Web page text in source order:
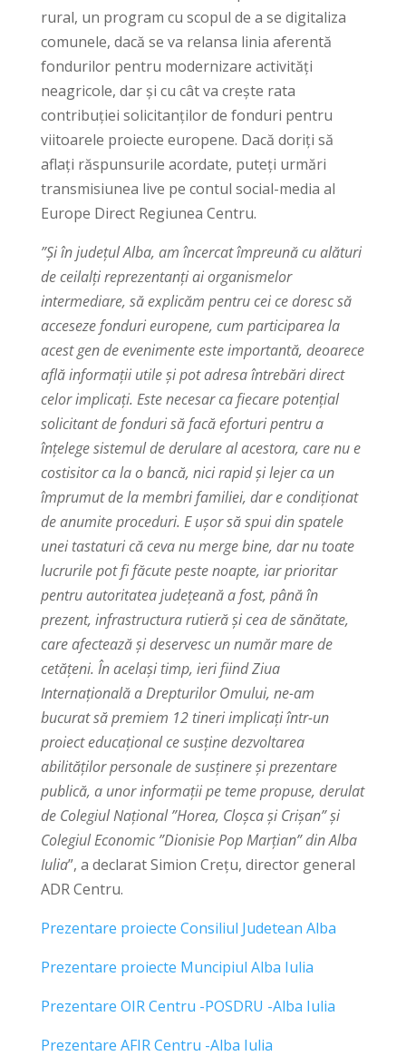
rural, un program cu scopul de a se digitaliza
comunele, dacă se va relansa linia aferentă
fondurilor pentru modernizare activități
neagricole, dar și cu cât va crește rata
contribuției solicitanților de fonduri pentru
viitoarele proiecte europene. Dacă doriți să
aflați răspunsurile acordate, puteți urmări
transmisiunea live pe contul social-media al
Europe Direct Regiunea Centru.
”Și în județul Alba, am încercat împreună cu alături
de ceilalți reprezentanți ai organismelor
intermediare, să explicăm pentru cei ce doresc să
acceseze fonduri europene, cum participarea la
acest gen de evenimente este importantă, deoarece
află informații utile și pot adresa întrebări direct
celor implicați. Este necesar ca fiecare potențial
solicitant de fonduri să facă eforturi pentru a
înțelege sistemul de derulare al acestora, care nu e
costisitor ca la o bancă, nici rapid și lejer ca un
împrumut de la membri familiei, dar e condiționat
de anumite proceduri. E ușor să spui din spatele
unei tastaturi că ceva nu merge bine, dar nu toate
lucrurile pot fi făcute peste noapte, iar prioritar
pentru autoritatea județeană a fost, până în
prezent, infrastructura rutieră și cea de sănătate,
care afectează și deservesc un număr mare de
cetățeni. În același timp, ieri fiind Ziua
Internațională a Drepturilor Omului, ne-am
bucurat să premiem 12 tineri implicați într-un
proiect educațional ce susține dezvoltarea
abilităților personale de susținere și prezentare
publică, a unor informații pe teme propuse, derulat
de Colegiul Național ”Horea, Cloșca și Crișan” și
Colegiul Economic ”Dionisie Pop Marțian” din Alba
Iulia”, a declarat Simion Crețu, director general
ADR Centru.
Prezentare proiecte Consiliul Judetean Alba
Prezentare proiecte Muncipiul Alba Iulia
Prezentare OIR Centru -POSDRU -Alba Iulia
Prezentare AFIR Centru -Alba Iulia